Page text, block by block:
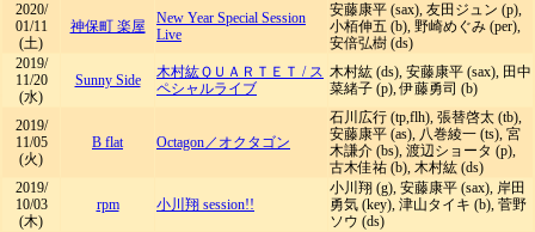
2020/
01/11
(土)
神保町 楽屋
New Year Special Session
Live
安藤康平 (sax), 友田ジュン (p),
小栢伸五 (b), 野崎めぐみ (per),
安倍弘樹 (ds)
2019/
11/20
(水)
Sunny Side 木村紘ＱＵＡＲＴＥＴ / ス
ペシャルライブ
木村紘 (ds), 安藤康平 (sax), 田中
菜緒子 (p), 伊藤勇司 (b)
2019/
11/05
(火)
B flat Octagon／オクタゴン
石川広行 (tp,flh), 張替啓太 (tb),
安藤康平 (as), 八巻綾一 (ts), 宮
木謙介 (bs), 渡辺ショータ (p),
古木佳祐 (b), 木村紘 (ds)
2019/
10/03
(木)
rpm 小川翔 session!!
小川翔 (g), 安藤康平 (sax), 岸田
勇気 (key), 津山タイキ (b), 菅野
ソウ (ds)